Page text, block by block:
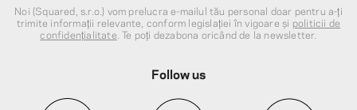
Noi (Squared, s.r.o.) vom prelucra e-mailul tău personal doar pentru a-ți
trimite informații relevante, conform legislației în vigoare și politicii de
confidențialitate . Te poți dezabona oricând de la newsletter.
Follow us